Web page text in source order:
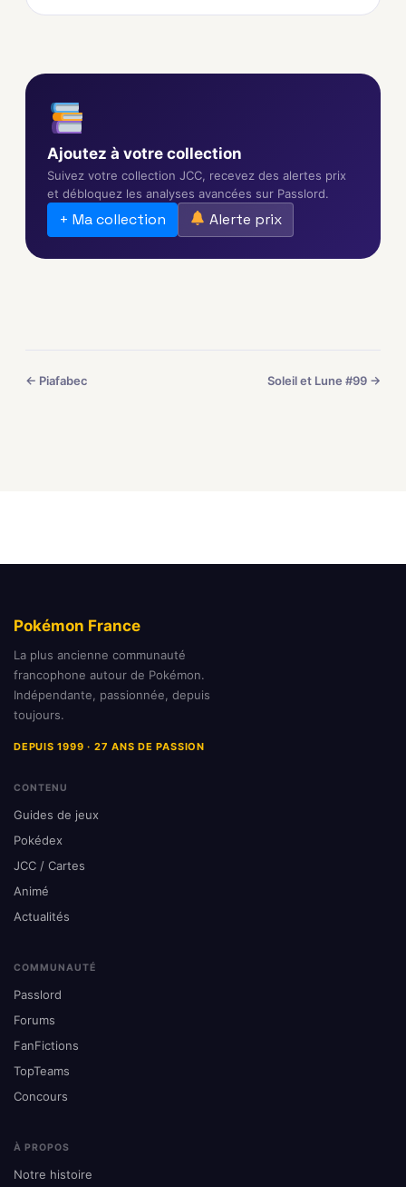
Ajoutez à votre collection
Suivez votre collection JCC, recevez des alertes prix
et débloquez les analyses avancées sur Passlord.
+ Ma collection Alerte prix
← Piafabec Soleil et Lune #99 →
Pokémon France
La plus ancienne communauté
francophone autour de Pokémon.
Indépendante, passionnée, depuis
toujours.
DEPUIS 1999 · 27 ANS DE PASSION
CONTENU
Guides de jeux
Pokédex
JCC / Cartes
Animé
Actualités
COMMUNAUTÉ
Passlord
Forums
FanFictions
TopTeams
Concours
À PROPOS
Notre histoire